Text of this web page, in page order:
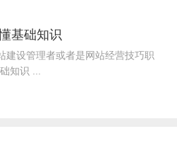
基础知识
建设管理者或者是网站经营技巧职
知识 ...